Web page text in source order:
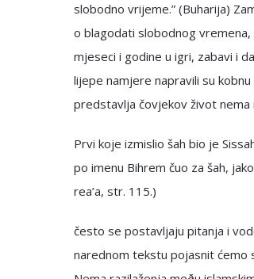
slobodno vrijeme.” (Buharija)
o blagodati slobodnog
mjeseci i godine u igri, zabavi i
lijepe namjere napravili su
predstavlja čovjekov život nema
Prvi koje izmislio šah bio je
po imenu Bihrem čuo za šah,
rea’a, str. 115.)
često se postavljaju pitanja i
narednom tekstu pojasnit ćemo